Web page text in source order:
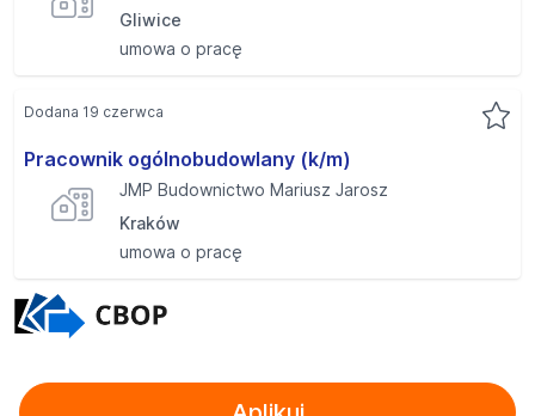
Gliwice
umowa o pracę
Pracownik ogólnobudowlany (k/m)
JMP Budownictwo Mariusz Jarosz
Kraków
umowa o pracę
Dodana 19 czerwca